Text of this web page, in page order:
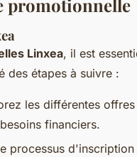
promotionnelle
Linxea, il est
des étapes à suivre :
les différentes
financiers.
processus